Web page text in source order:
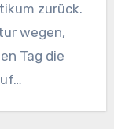
zurück.
wegen,
Tag die